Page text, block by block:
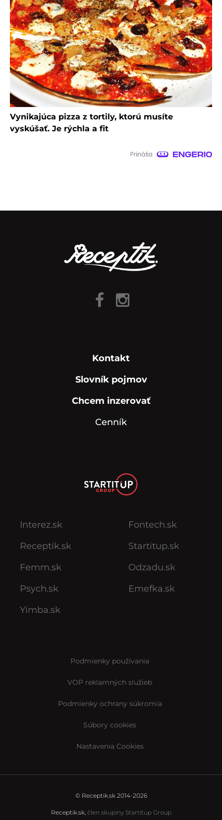
Vynikajúca pizza z tortily, ktorú musíte
vyskúšať. Je rýchla a fit
Kontakt
Slovník pojmov
Chcem inzerovať
Cenník
Interez.sk
Receptik.sk
Femm.sk
Psych.sk
Yimba.sk
Fontech.sk
Startitup.sk
Odzadu.sk
Emefka.sk
Podmienky používania
VOP reklamných služieb
Podmienky ochrany súkromia
Súbory cookies
Nastavenia Cookies
© Receptik.sk 2014-2026
Receptik.sk, člen skupiny Startitup Group